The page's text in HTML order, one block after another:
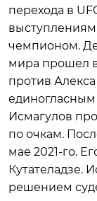
перехода в
чемпионом.
мира прошел в
против
Исмагулов
по очкам.
мае 2021-го.
Кутателадзе.
решением